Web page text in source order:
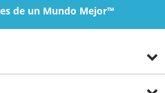
de un Mundo Mejor™